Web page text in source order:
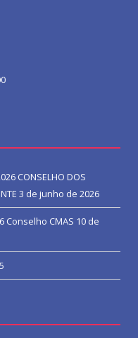
CONSELHO DOS
3 de junho de 2026
Conselho CMAS 10 de